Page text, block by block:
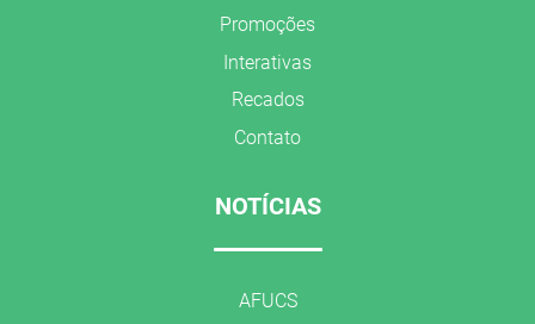
Promoções
Interativas
Recados
Contato
NOTÍCIAS
AFUCS